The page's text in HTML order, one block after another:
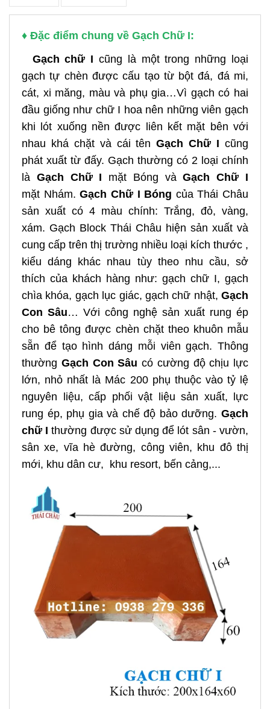
♦ Đặc điểm chung về Gạch Chữ I:
Gạch chữ I cũng là một trong những loại
gạch tự chèn được cấu tạo từ bột đá, đá mi,
cát, xi măng, màu và phụ gia…Vì gạch có hai
đầu giống như chữ I hoa nên những viên gạch
khi lót xuống nền được liên kết mặt bên với
nhau khá chặt và cái tênGạch Chữ Icũng
phát xuất từ đấy. Gạch thường có 2 loại chính
là Gạch Chữ I mặt Bóng vàGạch Chữ I
mặt Nhám.Gạch Chữ I Bóng của Thái Châu
sản xuất có 4 màu chính: Trắng, đỏ, vàng,
xám. Gạch Block Thái Châu hiện sản xuất và
cung cấp trên thị trường nhiều loại kích thước ,
kiểu dáng khác nhau tùy theo nhu cầu, sở
thích của khách hàng như: gạch chữ I, gạch
chìa khóa, gạch lục giác, gạch chữ nhật, Gạch
Con Sâu… Với công nghệ sản xuất rung ép
cho bê tông được chèn chặt theo khuôn mẫu
sẵn để tạo hình dáng mỗi viên gạch. Thông
thường Gạch Con Sâu có cường độ chịu lực
lớn, nhỏ nhất là Mác 200 phụ thuộc vào tỷ lệ
nguyên liệu, cấp phối vật liệu sản xuất, lực
rung ép, phụ gia và chế độ bảo dưỡng. Gạch
chữ I thường được sử dụng để lót sân - vườn,
sân xe, vĩa hè đường, công viên, khu đô thị
mới, khu dân cư, khu resort, bến cảng,...